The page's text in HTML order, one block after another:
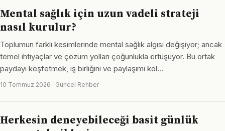
Mental sağlık için uzun vadeli strateji
nasıl kurulur?
Toplumun farklı kesimlerinde mental sağlık algısı değişiyor; ancak
temel ihtiyaçlar ve çözüm yolları çoğunlukla örtüşüyor. Bu ortak
paydayı keşfetmek, iş birliğini ve paylaşımı kol…
10 Temmuz 2026 · Güncel Rehber
Herkesin deneyebileceği basit günlük